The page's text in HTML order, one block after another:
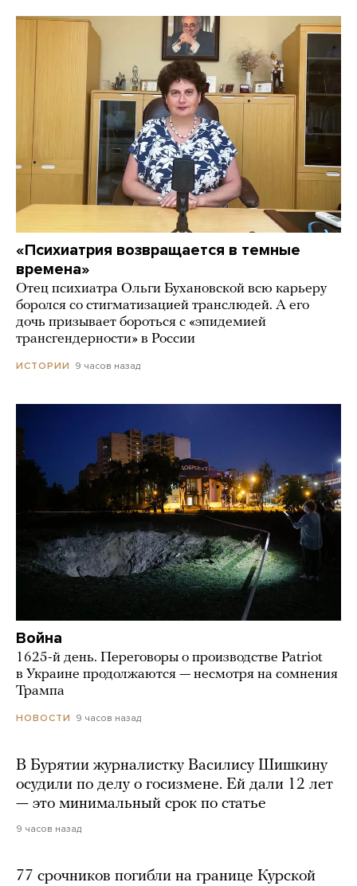
«Психиатрия возвращается в темные
времена»
Отец психиатра Ольги Бухановской всю карьеру
боролся со стигматизацией транслюдей. А его
дочь призывает бороться с «эпидемией
трансгендерности» в России
ИСТОРИИ 9 часов назад
Война
1625-й день. Переговоры о производстве Patriot
в Украине продолжаются — несмотря на сомнения
Трампа
НОВОСТИ 9 часов назад
В Бурятии журналистку Василису Шишкину
осудили по делу о госизмене. Ей дали 12 лет
— это минимальный срок по статье
9 часов назад
77 срочников погибли на границе Курской